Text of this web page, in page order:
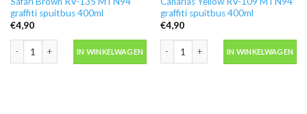
graffiti spuitbus 400ml
€4,90
IN WINKELWAGEN
graffiti spuitbus 400ml
€4,90
IN WINKELWAGEN